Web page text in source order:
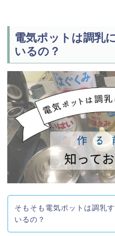
電気ポットは調乳
いるの？
そもそも電気ポットは調乳
いるの？